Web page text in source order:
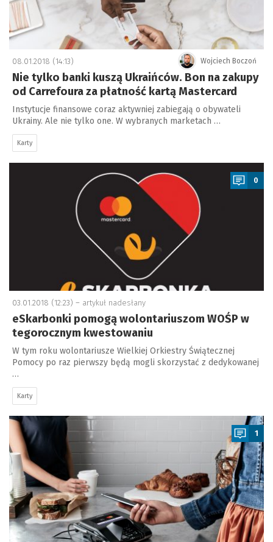
Wojciech Boczoń
08.01.2018 (14:13)
Nie tylko banki kuszą Ukraińców. Bon na zakupy
od Carrefoura za płatność kartą Mastercard
Instytucje finansowe coraz aktywniej zabiegają o obywateli
Ukrainy. Ale nie tylko one. W wybranych marketach …
Karty
a
0
03.01.2018 (12:23) – artykuł nadesłany
eSkarbonki pomogą wolontariuszom WOŚP w
tegorocznym kwestowaniu
W tym roku wolontariusze Wielkiej Orkiestry Świątecznej
Pomocy po raz pierwszy będą mogli skorzystać z dedykowanej
…
Karty
a
1